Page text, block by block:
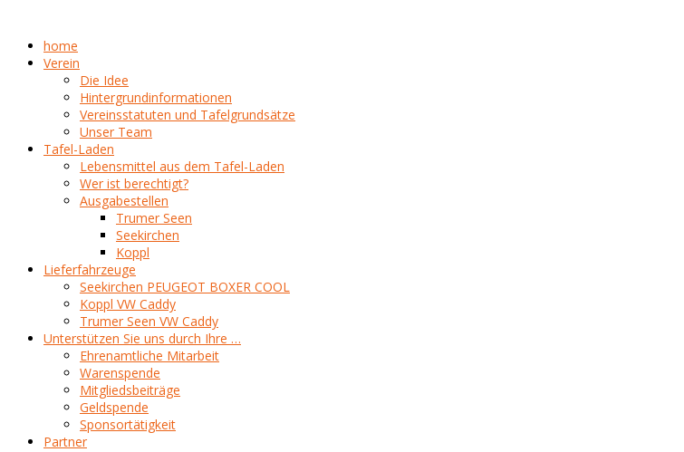
home
Verein
Die Idee
Hintergrundinformationen
Vereinsstatuten und Tafelgrundsätze
Unser Team
Tafel-Laden
Lebensmittel aus dem Tafel-Laden
Wer ist berechtigt?
Ausgabestellen
Trumer Seen
Seekirchen
Koppl
Lieferfahrzeuge
Seekirchen PEUGEOT BOXER COOL
Koppl VW Caddy
Trumer Seen VW Caddy
Unterstützen Sie uns durch Ihre …
Ehrenamtliche Mitarbeit
Warenspende
Mitgliedsbeiträge
Geldspende
Sponsortätigkeit
Partner